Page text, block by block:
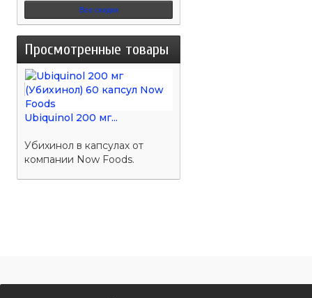
Все скидки
Просмотренные товары
Ubiquinol 200 мг...
Убихинол в капсулах от
компании Now Foods.